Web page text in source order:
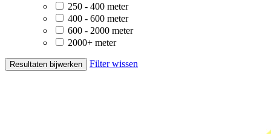
250 - 400 meter
400 - 600 meter
600 - 2000 meter
2000+ meter
Resultaten bijwerken Filter wissen